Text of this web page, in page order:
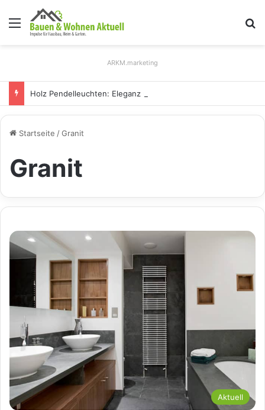
Menü
ARKM.marketing
Startseite /Granit
Granit
Aktuell